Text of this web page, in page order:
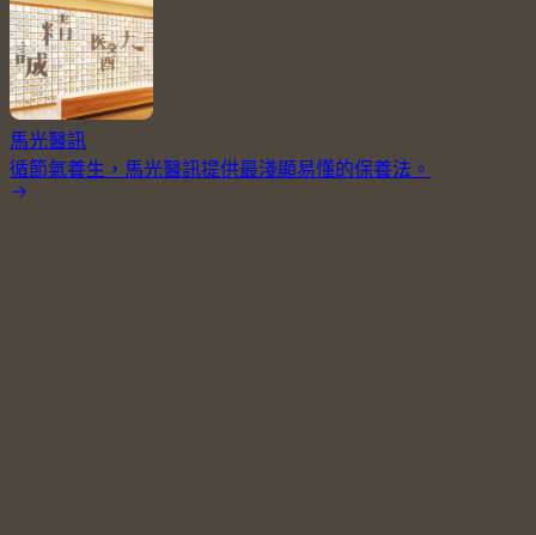
馬光醫訊
循節氣養生，馬光醫訊提供最淺顯易懂的保養法。